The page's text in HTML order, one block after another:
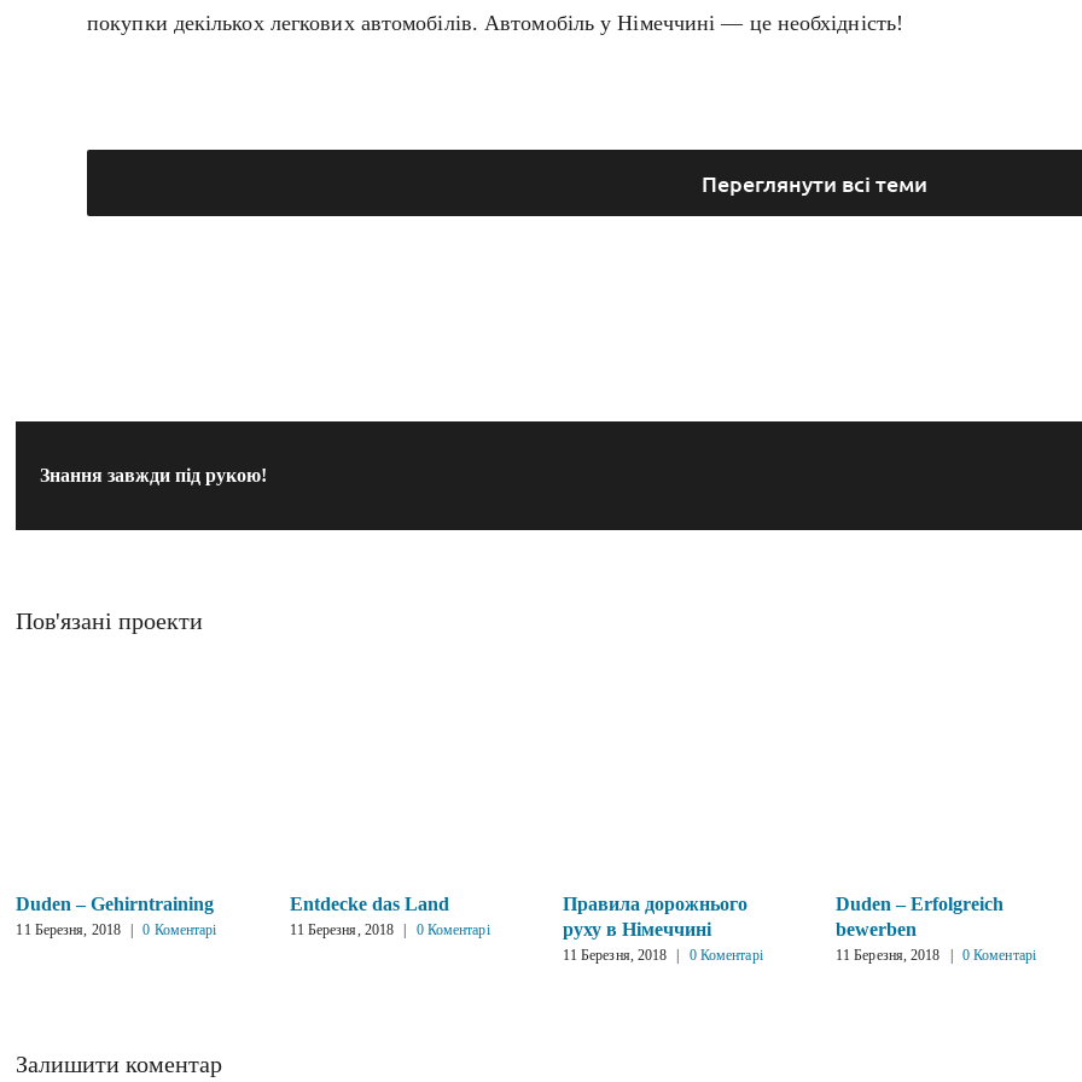
покупки декількох легкових автомобілів. Автомобіль у Німеччині — це необхідність!
Переглянути всі теми
Знання завжди під рукою!
Пов'язані проекти
Duden – Gehirntraining
11 Березня, 2018 | 0 Коментарі
Entdecke das Land
11 Березня, 2018 | 0 Коментарі
Правила дорожнього
руху в Німеччині
11 Березня, 2018 | 0 Коментарі
Duden – Erfolgreich
bewerben
11 Березня, 2018 | 0 Коментарі
Залишити коментар